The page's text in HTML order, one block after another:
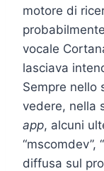
motore di
vocale
lasciava
Sempre nello
vedere, nella
app, alcuni
“mscomdev”,
diffusa sul